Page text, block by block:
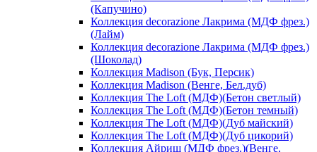
(Капучино)
Коллекция decorazione Лакрима (МДФ фрез.)
(Лайм)
Коллекция decorazione Лакрима (МДФ фрез.)
(Шоколад)
Коллекция Madison (Бук, Персик)
Коллекция Madison (Венге, Бел.дуб)
Коллекция The Loft (МДФ)(Бетон светлый)
Коллекция The Loft (МДФ)(Бетон темный)
Коллекция The Loft (МДФ)(Дуб майский)
Коллекция The Loft (МДФ)(Дуб цикорий)
Коллекция Айриш (МДФ фрез.)(Венге,